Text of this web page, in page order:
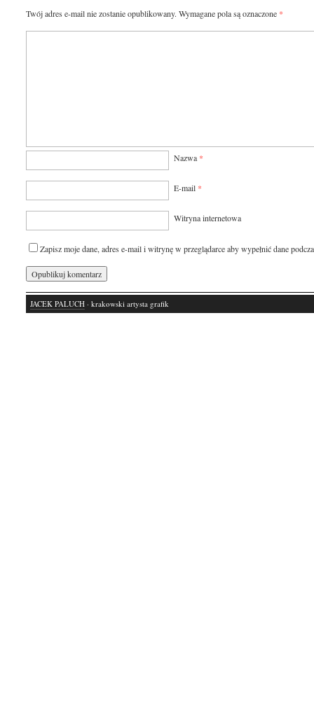
Twój adres e-mail nie zostanie opublikowany. Wymagane pola są oznaczone *
Nazwa *
E-mail *
Witryna internetowa
Zapisz moje dane, adres e-mail i witrynę w przeglądarce aby wypełnić dane
JACEK PALUCH · krakowski artysta grafik